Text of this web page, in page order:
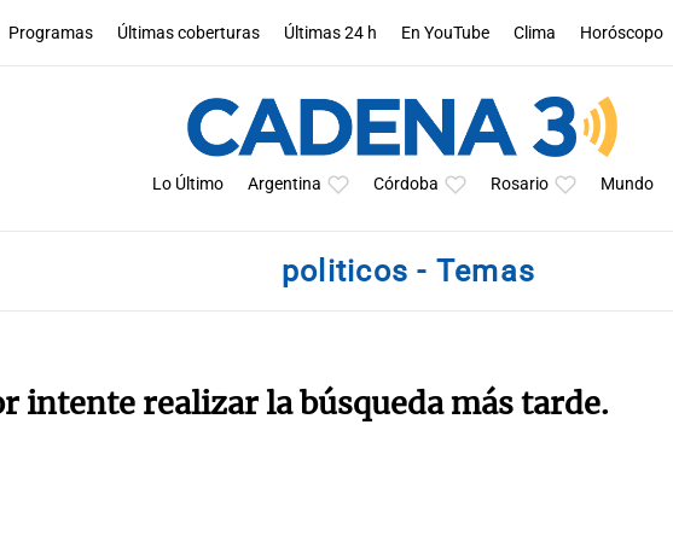
Programas Últimas coberturas Últimas 24 h En YouTube Clima Horóscopo
Lo Último Argentina Córdoba Rosario Mundo
politicos - Temas
intente realizar la búsqueda más tarde.